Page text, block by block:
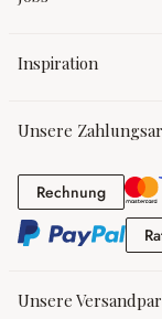
Inspiration
Unsere
Rechnung
Unsere